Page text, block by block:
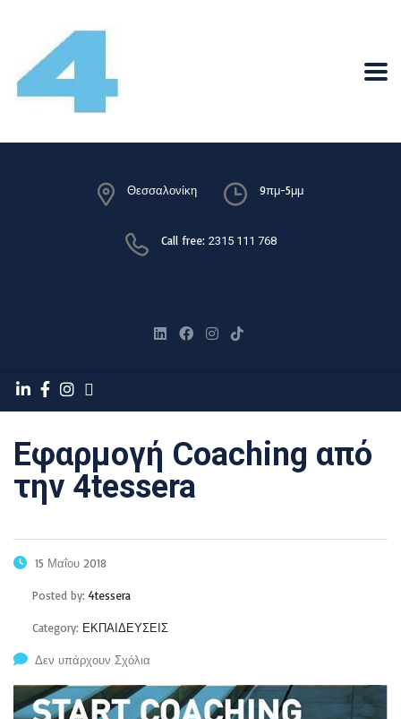
Θεσσαλονίκη 9πμ-5μμ
Call free: 2315 111 768
Εφαρμογή Coaching από
την 4tessera
15 Μαΐου 2018
Posted by: 4tessera
Category: ΕΚΠΑΙΔΕΥΣΕΙΣ
Δεν υπάρχουν Σχόλια